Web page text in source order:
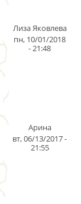
Лиза Яковлева
пн, 10/01/2018
- 21:48
Арина
вт, 06/13/2017 -
21:55